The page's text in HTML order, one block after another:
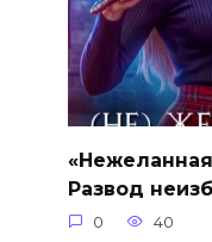
Развод
0 40